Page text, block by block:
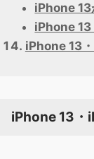
iPhone 13
iPhone 13
iPhone 13
iPhone 13・